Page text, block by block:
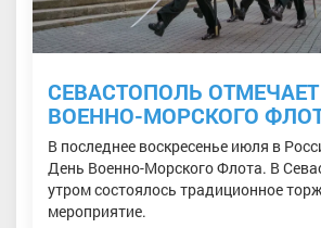
СЕВАСТОПОЛЬ
ВОЕННО-МОРСКОГО
В последнее воскресенье июля в
День Военно-Морского Флота. В
утром состоялось традиционное
мероприятие.